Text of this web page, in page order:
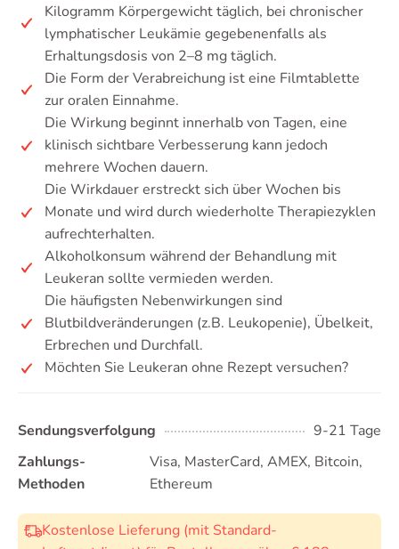
Kilogramm Körpergewicht täglich, bei chronischer
lymphatischer Leukämie gegebenenfalls als
Erhaltungsdosis von 2–8 mg täglich.
Die Form der Verabreichung ist eine Filmtablette
zur oralen Einnahme.
Die Wirkung beginnt innerhalb von Tagen, eine
klinisch sichtbare Verbesserung kann jedoch
mehrere Wochen dauern.
Die Wirkdauer erstreckt sich über Wochen bis
Monate und wird durch wiederholte Therapiezyklen
aufrechterhalten.
Alkoholkonsum während der Behandlung mit
Leukeran sollte vermieden werden.
Die häufigsten Nebenwirkungen sind
Blutbildveränderungen (z.B. Leukopenie), Übelkeit,
Erbrechen und Durchfall.
Möchten Sie Leukeran ohne Rezept versuchen?
Sendungsverfolgung
9-21 Tage
Zahlungs-
Methoden
Visa, MasterCard, AMEX, Bitcoin,
Ethereum
Kostenlose Lieferung (mit Standard-